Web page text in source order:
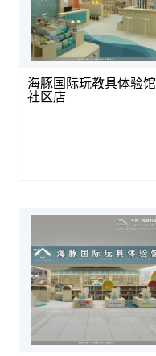
海豚国际玩教具体验馆
社区店